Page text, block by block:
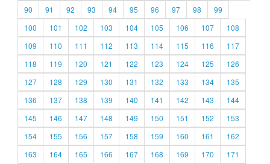
90
91 92 93 94 95 96 97 98
99
100
101 102 103 104 105 106 107
108
109
110 111 112 113 114 115 116
117
118
119 120 121 122 123 124 125
126
127
128 129 130 131 132 133 134
135
136
137 138 139 140 141 142 143
144
145
146 147 148 149 150 151 152
153
154
155 156 157 158 159 160 161
162
163
164 165 166 167 168 169 170
171